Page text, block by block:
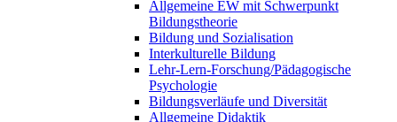
Allgemeine EW mit Schwerpunkt
Bildungstheorie
Bildung und Sozialisation
Interkulturelle Bildung
Lehr-Lern-Forschung/Pädagogische
Psychologie
Bildungsverläufe und Diversität
Allgemeine Didaktik